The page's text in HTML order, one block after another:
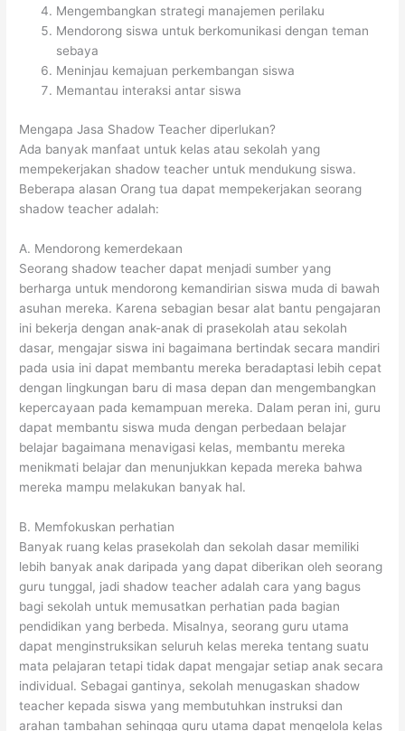
Mengembangkan strategi manajemen perilaku
Mendorong siswa untuk berkomunikasi dengan teman
sebaya
Meninjau kemajuan perkembangan siswa
Memantau interaksi antar siswa
Mengapa Jasa Shadow Teacher diperlukan?
Ada banyak manfaat untuk kelas atau sekolah yang
mempekerjakan shadow teacher untuk mendukung siswa.
Beberapa alasan Orang tua dapat mempekerjakan seorang
shadow teacher adalah:
A. Mendorong kemerdekaan
Seorang shadow teacher dapat menjadi sumber yang
berharga untuk mendorong kemandirian siswa muda di bawah
asuhan mereka. Karena sebagian besar alat bantu pengajaran
ini bekerja dengan anak-anak di prasekolah atau sekolah
dasar, mengajar siswa ini bagaimana bertindak secara mandiri
pada usia ini dapat membantu mereka beradaptasi lebih cepat
dengan lingkungan baru di masa depan dan mengembangkan
kepercayaan pada kemampuan mereka. Dalam peran ini, guru
dapat membantu siswa muda dengan perbedaan belajar
belajar bagaimana menavigasi kelas, membantu mereka
menikmati belajar dan menunjukkan kepada mereka bahwa
mereka mampu melakukan banyak hal.
B. Memfokuskan perhatian
Banyak ruang kelas prasekolah dan sekolah dasar memiliki
lebih banyak anak daripada yang dapat diberikan oleh seorang
guru tunggal, jadi shadow teacher adalah cara yang bagus
bagi sekolah untuk memusatkan perhatian pada bagian
pendidikan yang berbeda. Misalnya, seorang guru utama
dapat menginstruksikan seluruh kelas mereka tentang suatu
mata pelajaran tetapi tidak dapat mengajar setiap anak secara
individual. Sebagai gantinya, sekolah menugaskan shadow
teacher kepada siswa yang membutuhkan instruksi dan
arahan tambahan sehingga guru utama dapat mengelola kelas